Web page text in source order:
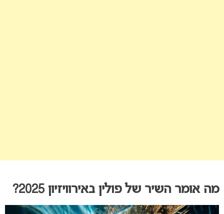
מה אומר השיר של פולין באירוויזיון 2025?